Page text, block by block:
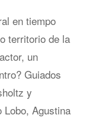
en tiempo
territorio de la
un
Guiados
y
Lobo, Agustina